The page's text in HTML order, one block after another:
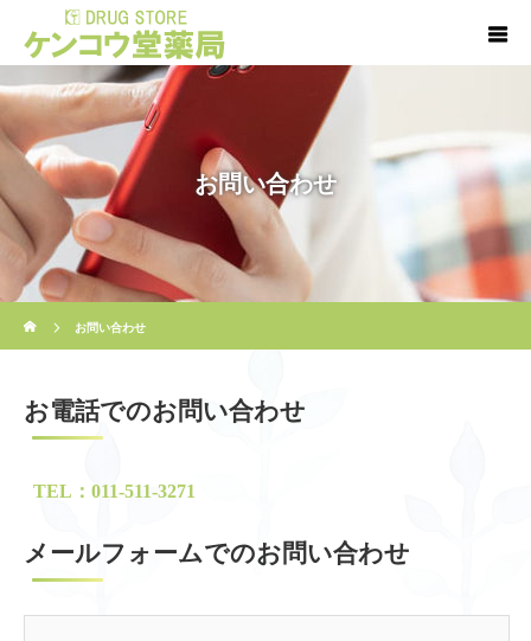
お問い合わせ
お問い合わせ
お電話でのお問い合わせ
TEL：011-511-3271
メールフォームでのお問い合わせ